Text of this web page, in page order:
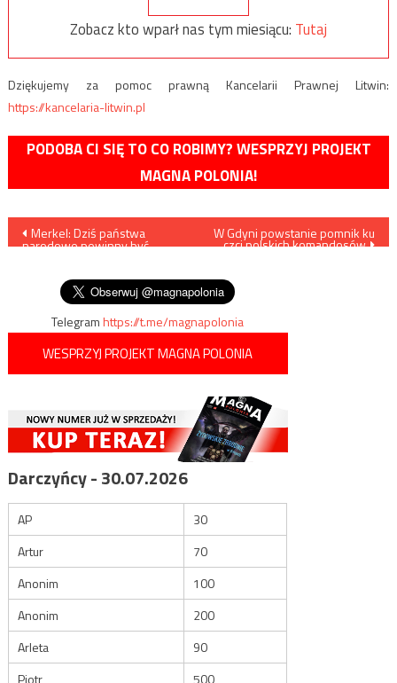
Zobacz kto wparł nas tym miesiącu: Tutaj
Dziękujemy za pomoc prawną Kancelarii Prawnej Litwin:
https://kancelaria-litwin.pl
PODOBA CI SIĘ TO CO ROBIMY? WESPRZYJ PROJEKT
MAGNA POLONIA!
Nawigacja
Merkel: Dziś państwa
narodowe powinny być
W Gdyni powstanie pomnik ku
czci polskich komandosów
Telegramhttps://t.me/magnapolonia
WESPRZYJ PROJEKT MAGNA POLONIA
Darczyńcy - 30.07.2026
AP
30
Artur
70
Anonim
100
Anonim
200
Arleta
90
Piotr
500